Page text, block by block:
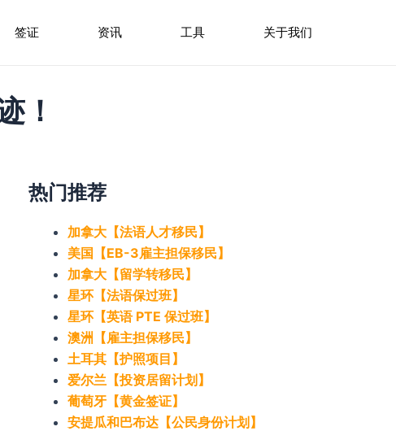
签证 资讯 工具 关于我们
！
热门推荐
加拿大【法语人才移民】
美国【EB-3雇主担保移民】
加拿大【留学转移民】
星环【法语保过班】
星环【英语 PTE 保过班】
澳洲【雇主担保移民】
土耳其【护照项目】
爱尔兰【投资居留计划】
葡萄牙【黄金签证】
安提瓜和巴布达【公民身份计划】